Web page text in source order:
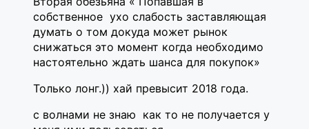
собственное ухо слабость заставляющая
думать о том докуда может рынок
снижаться это момент когда необходимо
настоятельно ждать шанса для покупок»
Только лонг.)) хай превысит 2018 года.
с волнами не знаю как то не получается у